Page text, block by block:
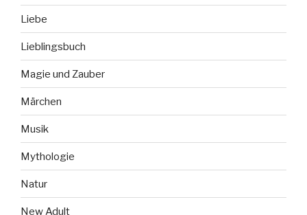
Liebe
Lieblingsbuch
Magie und Zauber
Märchen
Musik
Mythologie
Natur
New Adult